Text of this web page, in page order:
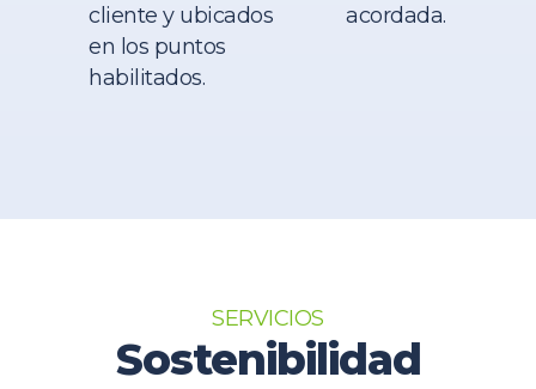
cliente y ubicados
en los puntos
habilitados.
acordada.
SERVICIOS
Sostenibilidad